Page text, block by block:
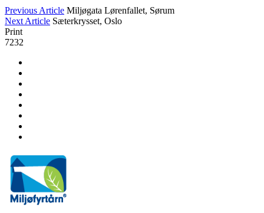
Previous Article Miljøgata Lørenfallet, Sørum
Next Article Sæterkrysset, Oslo
Print
7232